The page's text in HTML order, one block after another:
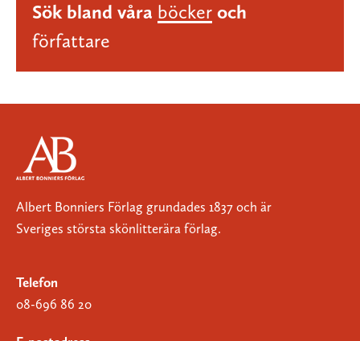
Sök bland våra böcker och
författare
Albert Bonniers Förlag grundades 1837 och är
Sveriges största skönlitterära förlag.
Telefon
08-696 86 20